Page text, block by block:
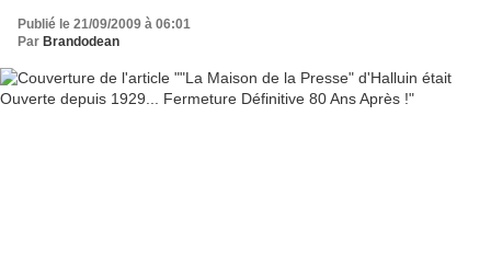
Publié le 21/09/2009 à 06:01
Par Brandodean